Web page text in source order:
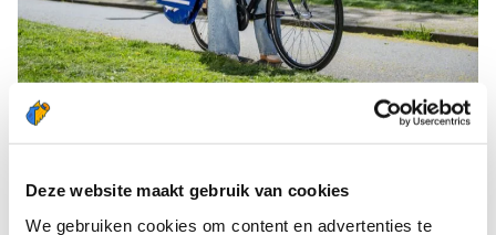
Deze website maakt gebruik van cookies
We gebruiken cookies om content en advertenties te
HOE ZIET JE BEZORGDAG ERUIT?
het depot in Augustinusga. Uiteraard ontvang je de